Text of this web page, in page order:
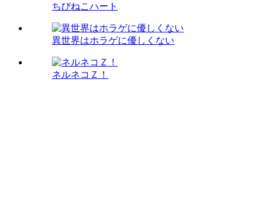
ちびねこハート
異世界はホラゲに優しくない
ネルネコＺ！